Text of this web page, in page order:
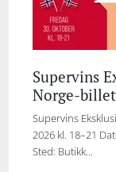
Supervins
Norge-billet
Supervins
2026 kl. 18–21
Sted: Butikk...